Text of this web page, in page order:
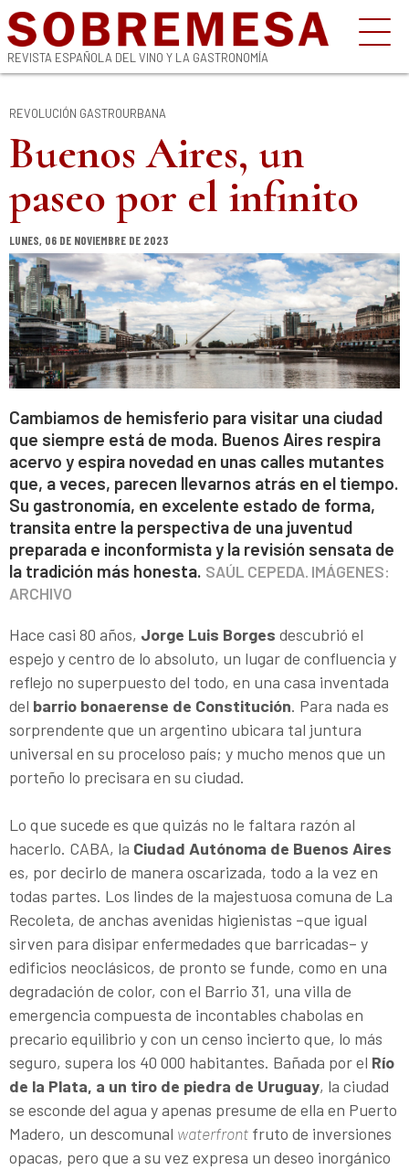
REVISTA ESPAÑOLA DEL VINO Y LA GASTRONOMÍA
REVOLUCIÓN GASTROURBANA
Buenos Aires, un
paseo por el infinito
LUNES, 06 DE NOVIEMBRE DE 2023
Cambiamos de hemisferio para visitar una ciudad
que siempre está de moda. Buenos Aires respira
acervo y espira novedad en unas calles mutantes
que, a veces, parecen llevarnos atrás en el tiempo.
Su gastronomía, en excelente estado de forma,
transita entre la perspectiva de una juventud
preparada e inconformista y la revisión sensata de
la tradición más honesta. SAÚL CEPEDA. IMÁGENES:
ARCHIVO
Hace casi 80 años, Jorge Luis Borges descubrió el
espejo y centro de lo absoluto, un lugar de confluencia y
reflejo no superpuesto del todo, en una casa inventada
del barrio bonaerense de Constitución. Para nada es
sorprendente que un argentino ubicara tal juntura
universal en su proceloso país; y mucho menos que un
porteño lo precisara en su ciudad.
Lo que sucede es que quizás no le faltara razón al
hacerlo. CABA, la Ciudad Autónoma de Buenos Aires
es, por decirlo de manera oscarizada, todo a la vez en
todas partes. Los lindes de la majestuosa comuna de La
Recoleta, de anchas avenidas higienistas –que igual
sirven para disipar enfermedades que barricadas– y
edificios neoclásicos, de pronto se funde, como en una
degradación de color, con el Barrio 31, una villa de
emergencia compuesta de incontables chabolas en
precario equilibrio y con un censo incierto que, lo más
seguro, supera los 40 000 habitantes. Bañada por el Río
de la Plata, a un tiro de piedra de Uruguay, la ciudad
se esconde del agua y apenas presume de ella en Puerto
Madero, un descomunal waterfront fruto de inversiones
opacas, pero que a su vez expresa un deseo inorgánico